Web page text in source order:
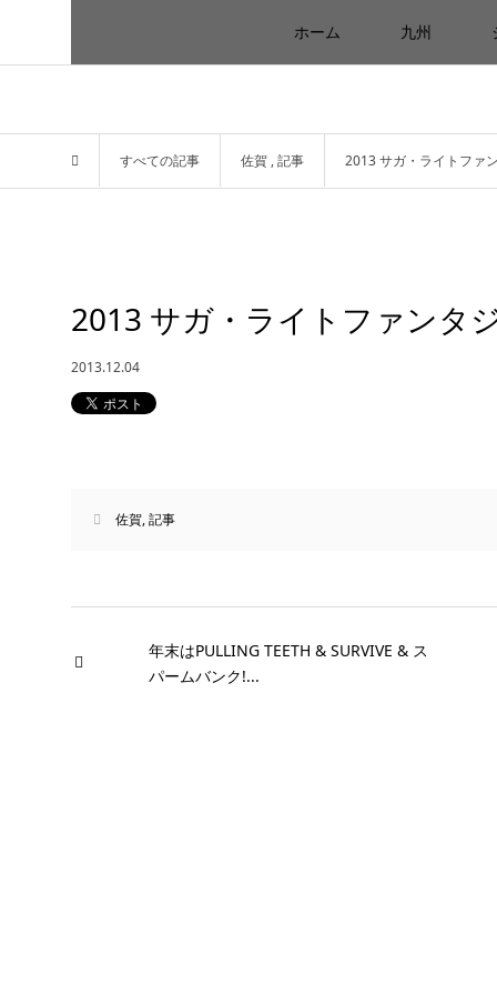
ホーム 九州
すべての記事 佐賀 ,記事 2013 サガ・ライトファ
2013 サガ・ライトファンタ
2013.12.04
佐賀,記事
年末はPULLING TEETH & SURVIVE & ス
パームバンク!...